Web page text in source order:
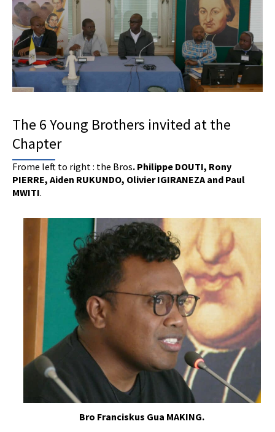
The 6 Young Brothers invited at the
Chapter
Frome left to right : the Bros. Philippe DOUTI, Rony
PIERRE, Aiden RUKUNDO, Olivier IGIRANEZA and Paul
MWITI.
Bro Franciskus Gua MAKING.